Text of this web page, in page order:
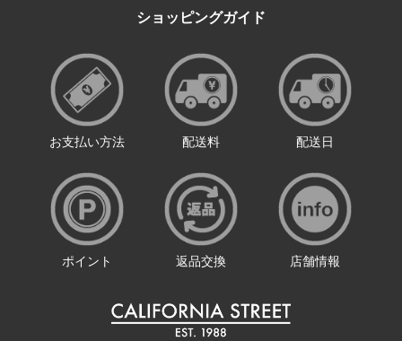
ショッピングガイド
お支払い方法 配送料 配送日
ポイント 返品交換 店舗情報